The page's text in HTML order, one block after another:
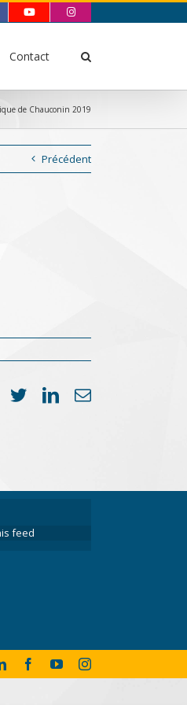
Contact
de Chauconin 2019
Précédent
Facebook
TwitterLinkedIn
Email
feed
LinkedInFacebookYouTubeInstagram